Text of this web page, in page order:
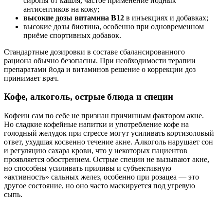
антисептиков на кожу;
высокие дозы витамина B12 в инъекциях и добавках;
высокие дозы биотина, особенно при одновременном
приёме спортивных добавок.
Стандартные дозировки в составе сбалансированного
рациона обычно безопасны. При необходимости терапии
препаратами йода и витаминов решение о коррекции доз
принимает врач.
Кофе, алкоголь, острые блюда и специи
Кофеин сам по себе не признан причинным фактором акне.
Но сладкие кофейные напитки и употребление кофе на
голодный желудок при стрессе могут усиливать кортизоловый
ответ, ухудшая косвенно течение акне. Алкоголь нарушает сон
и регуляцию сахара крови, что у некоторых пациентов
проявляется обострением. Острые специи не вызывают акне,
но способны усиливать приливы и субъективную
«активность» сальных желез, особенно при розацеа — это
другое состояние, но оно часто маскируется под угревую
сыпь.